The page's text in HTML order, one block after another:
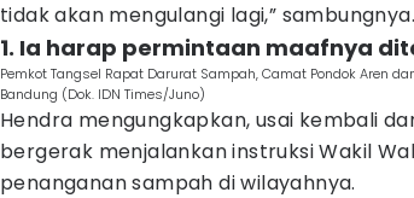
tidak akan mengulangi lagi,” sambungnya.
1. Ia harap permintaan maafnya
Pemkot Tangsel Rapat Darurat Sampah, Camat Pondok Aren
Bandung (Dok. IDN Times/Juno)
Hendra mengungkapkan, usai kembali
bergerak menjalankan instruksi Wakil
penanganan sampah di wilayahnya.